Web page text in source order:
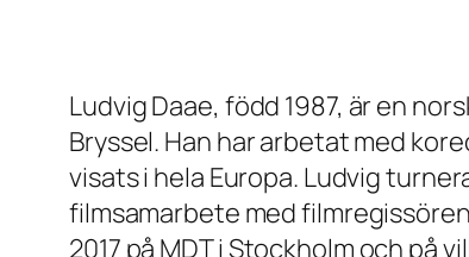
Ludvig Daae, född 1987, är en
Bryssel. Han har arbetat med
visats i hela Europa. Ludvig
filmsamarbete med
2017 på MDT i Stockholm och på